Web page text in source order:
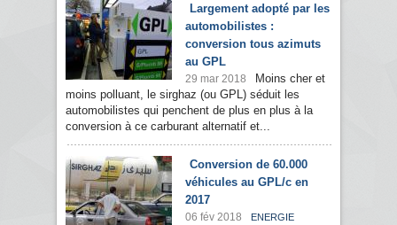
Largement adopté par les
automobilistes :
conversion tous azimuts
au GPL
29 mar 2018
Moins cher et
moins polluant, le sirghaz (ou GPL) séduit les
automobilistes qui penchent de plus en plus à la
conversion à ce carburant alternatif et...
Conversion de 60.000
véhicules au GPL/c en
2017
06 fév 2018 ENERGIE